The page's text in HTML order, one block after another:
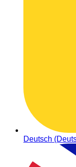
Deutsch